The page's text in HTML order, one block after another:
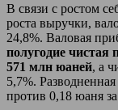
В связи с ростом
роста выручки,
24,8%. Валовая
полугодие чистая
571 млн юаней, а
5,7%.
против 0,18 юаня